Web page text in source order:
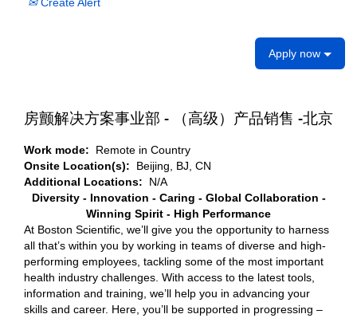
Apply now
房颤解决方案事业部 - （高级）产品销售 -北京
Work mode: Remote in Country
Onsite Location(s): Beijing, BJ, CN
Additional Locations: N/A
Diversity - Innovation - Caring - Global Collaboration -
Winning Spirit - High Performance
At Boston Scientific, we’ll give you the opportunity to harness
all that’s within you by working in teams of diverse and high-
performing employees, tackling some of the most important
health industry challenges. With access to the latest tools,
information and training, we’ll help you in advancing your
skills and career. Here, you’ll be supported in progressing –